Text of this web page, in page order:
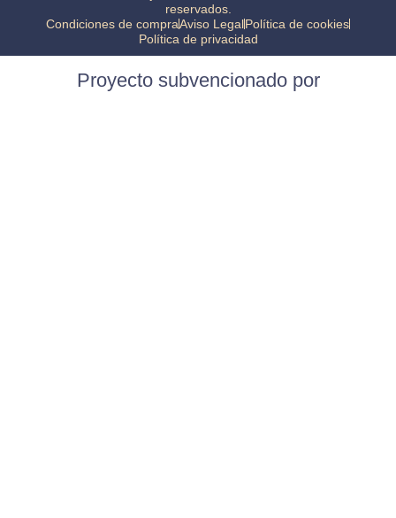
reservados.
Condiciones de compraAviso LegalPolítica de cookies
Política de privacidad
Proyecto subvencionado por